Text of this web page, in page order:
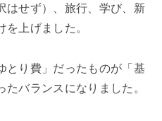
はせず）、旅行、学び、新
を上げました。
とり費」だったものが「基
バランスになりました。